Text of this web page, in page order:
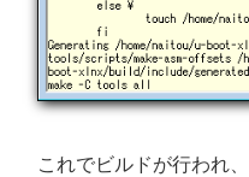
これでビルドが行われ